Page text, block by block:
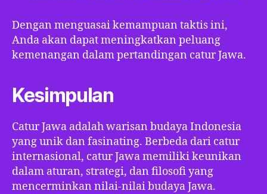
Dengan menguasai kemampuan taktis ini,
Anda akan dapat meningkatkan peluang
kemenangan dalam pertandingan catur Jawa.
Kesimpulan
Catur Jawa adalah warisan budaya Indonesia
yang unik dan fasinating. Berbeda dari catur
internasional, catur Jawa memiliki keunikan
dalam aturan, strategi, dan filosofi yang
mencerminkan nilai-nilai budaya Jawa.